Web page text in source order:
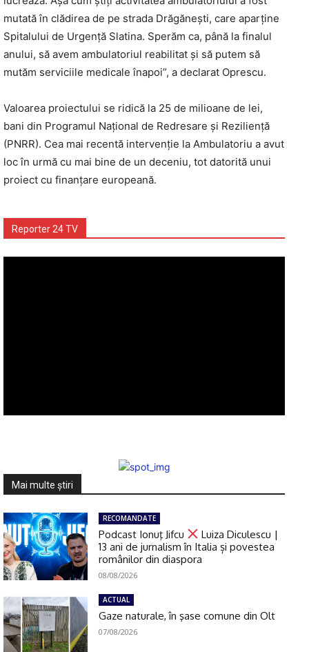
mutată în clădirea de pe strada Drăgănești, care aparține
Spitalului de Urgență Slatina. Sperăm ca, până la finalul
anului, să avem ambulatoriul reabilitat și să putem să
mutăm serviciile medicale înapoi”, a declarat Oprescu.
Valoarea proiectului se ridică la 25 de milioane de lei,
bani din Programul Naţional de Redresare şi Rezilienţă
(PNRR). Cea mai recentă intervenţie la Ambulatoriu a avut
loc în urmă cu mai bine de un deceniu, tot datorită unui
proiect cu finanţare europeană.
Reporter 24 TV
Mai multe ştiri
RECOMANDATE
Podcast Ionuţ Jifcu
Luiza Diculescu |
13 ani de jurnalism în Italia și povestea
românilor din diaspora
08/08/2026
ACTUAL
Gaze naturale, în şase comune din Olt
07/08/2026